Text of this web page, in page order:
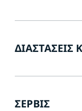
ΣΈΡΒΙΣ